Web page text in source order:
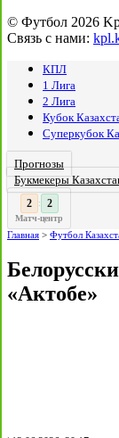
© Футбол 2026
Связь с нами:
КПЛ
1 Лига
2 Лига
Кубок
Суперкубок
Прогнозы
Букмекеры
3 : 2
Матч-центр
Главная > Футбол
«Актобе»